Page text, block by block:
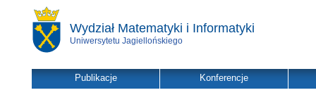
Wydział Matematyki i Informatyki
Uniwersytetu Jagiellońskiego
Publikacje Konferencje